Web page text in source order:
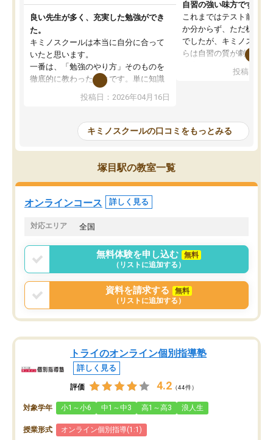
良い先生が多く、充実した勉強ができ
た。
キミノスクールは本当に自分に合って
いたと思います。
一番は、「勉強のやり方」そのものを
徹底的に教わったことです。単に知識
を詰め込むのではなく、自学自習の習
慣が身につくよう並走してくれるの
はなくなりました。
講師の方との距離も近く、親身なコー
チングのおかげで、停滞期もモチベー
ションを維持できました。「やらされ
る勉強」から「目標のための勉強」へ
意識が変わったことが、目標校への合
投稿日：2026年04月16日
自習の強い味方です。
これまではテスト前に何
か分からず、ただ机に座
でしたが、キミノスクー
らは自習の質が劇的に変
を明確にしてくれるの
の仕方をコーチングして
ルなので、家での学習習
身につきました。結果と
た。自分から学ぶ姿勢を
投稿日：
キミノスクールの口コミをもっとみる
塚目駅の教室一覧
オンラインコース 詳しく見る
対応エリア 全国
無料体験を申し込む
無料
（リストに追加する）
資料を請求する
無料
（リストに追加する）
トライのオンライン個別指導塾
詳しく見る
評価 4.2 （44件）
対象学年 小1～小6 中1～中3 高1～高3 浪人生
授業形式 オンライン個別指導(1:1)